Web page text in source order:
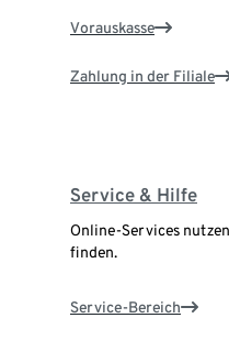
Vorauskasse
Zahlung in der Filiale
Service & Hilfe
Online-Services
finden.
Service-Bereich